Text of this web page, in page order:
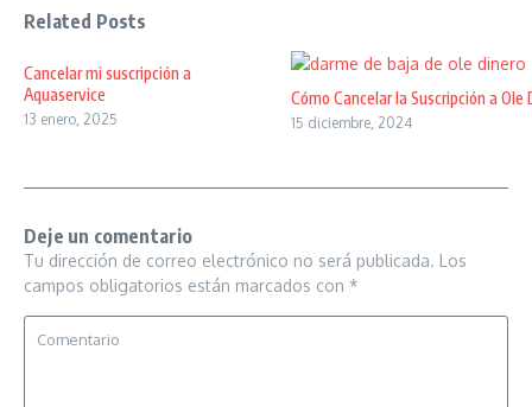
Related Posts
Cancelar mi suscripción a
Aquaservice
13 enero, 2025
Cómo Cancelar la Suscripción a Ole
15 diciembre, 2024
Deje un comentario
Tu dirección de correo electrónico no será publicada. Los
campos obligatorios están marcados con *